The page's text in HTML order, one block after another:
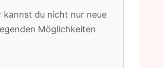
kannst du nicht nur neue
Möglichkeiten